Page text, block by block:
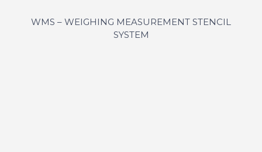
WMS – WEIGHING MEASUREMENT STENCIL
SYSTEM